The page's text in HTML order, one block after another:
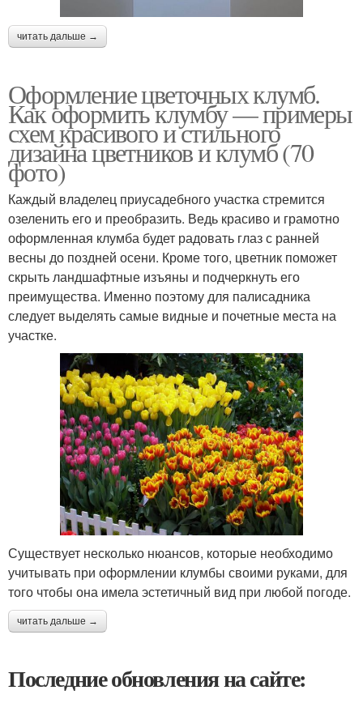
читать дальше →
Оформление цветочных клумб.
Как оформить клумбу — примеры
схем красивого и стильного
дизайна цветников и клумб (70
фото)
Каждый владелец приусадебного участка стремится
озеленить его и преобразить. Ведь красиво и грамотно
оформленная клумба будет радовать глаз с ранней
весны до поздней осени. Кроме того, цветник поможет
скрыть ландшафтные изъяны и подчеркнуть его
преимущества. Именно поэтому для палисадника
следует выделять самые видные и почетные места на
участке.
Существует несколько нюансов, которые необходимо
учитывать при оформлении клумбы своими руками, для
того чтобы она имела эстетичный вид при любой погоде.
читать дальше →
Последние обновления на сайте: